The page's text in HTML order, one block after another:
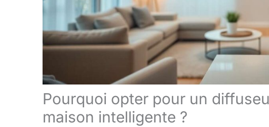
Pourquoi opter pour un
maison intelligente ?